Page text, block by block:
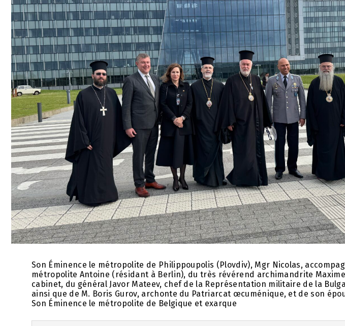
Son Éminence le métropolite de Philippoupolis (Plovdiv), Mgr Nicolas,
métropolite Antoine (résidant à Berlin), du très révérend archimandrite
cabinet, du général Javor Mateev, chef de la Représentation militaire de la
ainsi que de M. Boris Gurov, archonte du Patriarcat œcuménique, et de son
Son Éminence le métropolite de Belgique et exarque